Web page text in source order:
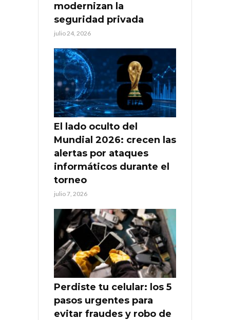
modernizan la
seguridad privada
julio 24, 2026
El lado oculto del
Mundial 2026: crecen las
alertas por ataques
informáticos durante el
torneo
julio 7, 2026
Perdiste tu celular: los 5
pasos urgentes para
evitar fraudes y robo de